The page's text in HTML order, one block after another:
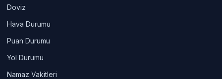
Doviz
Hava Durumu
Puan Durumu
Yol Durumu
Namaz Vakitleri